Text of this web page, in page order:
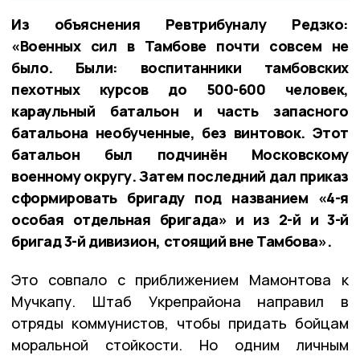
Из объяснения Ревтрибуналу Редзко:
«Военных сил в Тамбове почти совсем не
было. Были: воспитанники тамбовских
пехотных курсов до 500-600 человек,
караульный батальон и часть запасного
батальона необученные, без винтовок. Этот
батальон был подчинён Московскому
военному округу. Затем последний дал приказ
сформировать бригаду под названием «4-я
особая отдельная бригада» и из 2-й и 3-й
бригад 3-й дивизион, стоящий вне Тамбова».
Это совпало с приближением Мамонтова к
Мучкапу. Штаб Укрепрайона направил в
отряды коммунистов, чтобы придать бойцам
моральной стойкости. Но одним личным